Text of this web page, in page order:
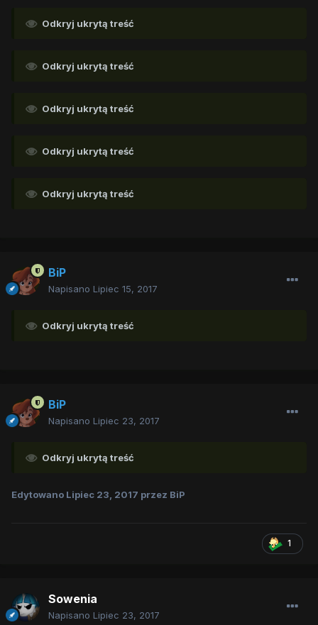
Odkryj ukrytą treść
Odkryj ukrytą treść
Odkryj ukrytą treść
Odkryj ukrytą treść
Odkryj ukrytą treść
BiP
Napisano Lipiec 15, 2017
Odkryj ukrytą treść
BiP
Napisano Lipiec 23, 2017
Odkryj ukrytą treść
Edytowano Lipiec 23, 2017 przez BiP
1
Sowenia
Napisano Lipiec 23, 2017